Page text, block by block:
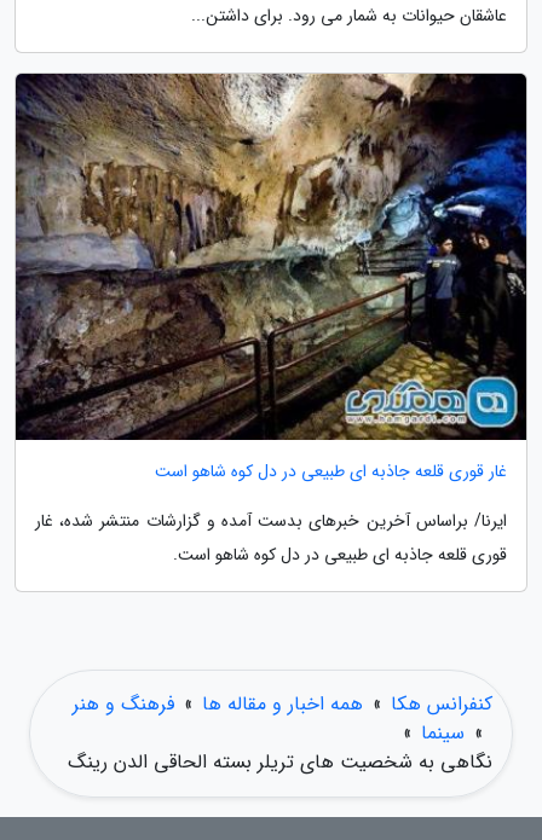
عاشقان حیوانات به شمار می رود. برای داشتن...
غار قوری قلعه جاذبه ای طبیعی در دل کوه شاهو است
ایرنا/ براساس آخرین خبرهای بدست آمده و گزارشات منتشر شده، غار
قوری قلعه جاذبه ای طبیعی در دل کوه شاهو است.
کنفرانس هکا » همه اخبار و مقاله ها » فرهنگ و هنر
» سینما »
نگاهی به شخصیت های تریلر بسته الحاقی الدن رینگ